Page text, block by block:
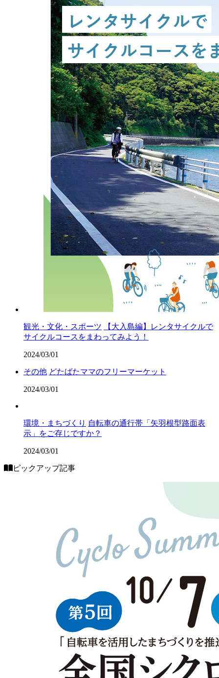
観光・文化・スポーツ
【大入島編】レンタサイクルで
サイクルコースをまわってみよう！
2024/03/01
その他 どたばたママのフリーマーケット
2024/03/01
環境・まちづくり 自転車の通行帯「矢羽根型路面表
示」をご存じですか？
2024/03/01
ピックアップ記事